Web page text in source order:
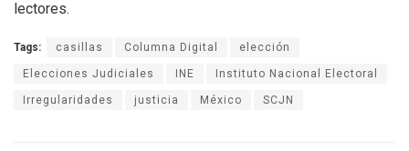
lectores.
Tags: casillas Columna Digital elección
Elecciones Judiciales INE Instituto Nacional Electoral
Irregularidades justicia México SCJN